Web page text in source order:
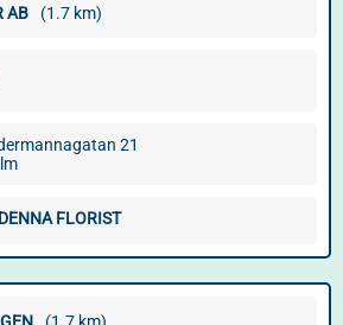
AB (1.7 km)
21
FLORIST